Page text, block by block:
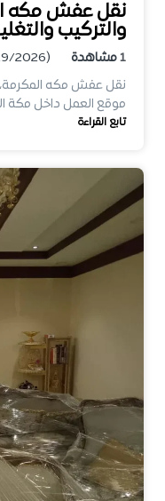
نقل عفش مكه
والتركيب
1مشاهدة
(1/19/2026)
نقل عفش مكه المكرمة،
موقع العمل داخل مكة
تابع القراءة